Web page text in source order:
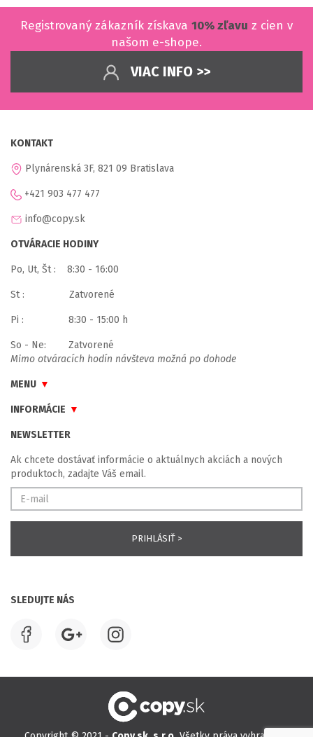
Registrovaný zákazník získava 10% zľavu z cien v
našom e-shope.
VIAC INFO >>
KONTAKT
Plynárenská 3F, 821 09 Bratislava
+421 903 477 477
info@copy.sk
OTVÁRACIE HODINY
Po, Ut, Št : 8:30 - 16:00
St : Zatvorené
Pi : 8:30 - 15:00 h
So - Ne: Zatvorené
Mimo otváracích hodín návšteva možná po dohode
MENU
INFORMÁCIE
NEWSLETTER
Ak chcete dostávať informácie o aktuálnych akciách a nových
produktoch, zadajte Váš email.
SLEDUJTE NÁS